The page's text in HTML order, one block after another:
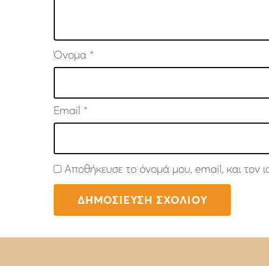
Όνομα *
Email *
Αποθήκευσε το όνομά μου, email, και τον